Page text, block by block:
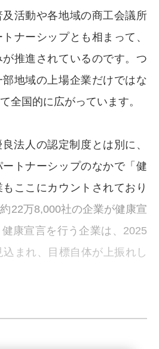
活動や各地域の商工会議所
ナーシップとも相まって、
推進されているのです。つ
地域の上場企業だけではな
全国的に広がっています。
法人の認定制度とは別に、
トナーシップのなかで「健
ここにカウントされており
22万8,000社の企業が健康宣
康宣言を行う企業は、2025
まれ、目標自体が上振れし